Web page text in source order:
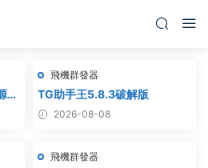
搬
飛機群發器
TG助手王5.8.3破解版
2026-08-08
飛機群發器